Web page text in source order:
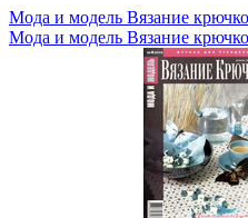
Мода и модель Вязание
Мода и модель Вязание